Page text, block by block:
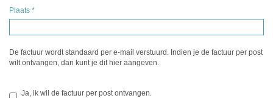
Plaats *
De factuur wordt standaard per e-mail verstuurd. Indien je de factuur per post
wilt ontvangen, dan kunt je dit hier aangeven.
Ja, ik wil de factuur per post ontvangen.